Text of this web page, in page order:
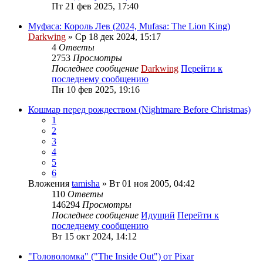
Пт 21 фев 2025, 17:40
Муфаса: Король Лев (2024, Mufasa: The Lion King)
Darkwing » Ср 18 дек 2024, 15:17
4 Ответы
2753 Просмотры
Последнее сообщение Darkwing Перейти к
последнему сообщению
Пн 10 фев 2025, 19:16
Кошмар перед рождеством (Nightmare Before Christmas)
1
2
3
4
5
6
Вложения tamisha » Вт 01 ноя 2005, 04:42
110 Ответы
146294 Просмотры
Последнее сообщение Идущий Перейти к
последнему сообщению
Вт 15 окт 2024, 14:12
"Головоломка" ("The Inside Out") от Pixar